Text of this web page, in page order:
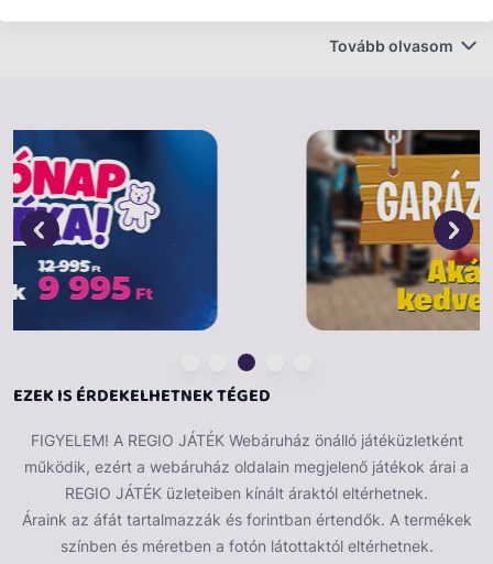
bizonyult. A BRUDER ezt a tűzoltóautót számos
teljesen működőképes vízpermetezőn, láthatóan
működő dugattyús szivattyúval, víztartállyal és
kihúzható lábakkal. A tűzoltóautó különböző
tárolórekeszeket is tartalmaz a szerszámok számára,
valamint egy új fény- és hangmodult, amely növeli a
jármű magas szórakoztató értékét.
Funkcionális vízpermetező
Tartály vízszivattyúval
Hosszában állítható, kihúzható létra
Nyíló ajtó
Kihúzható és teljesen elfordítható kar
Támasztólábak
Fény- és hangmodul
Tovább olvasom
EZEK IS ÉRDEKELHETNEK TÉGED
FIGYELEM! A REGIO JÁTÉK Webáruház önálló játéküzletként
működik, ezért a webáruház oldalain megjelenő játékok árai a
REGIO JÁTÉK üzleteiben kínált áraktól eltérhetnek.
Áraink az áfát tartalmazzák és forintban értendők. A termékek
színben és méretben a fotón látottaktól eltérhetnek.